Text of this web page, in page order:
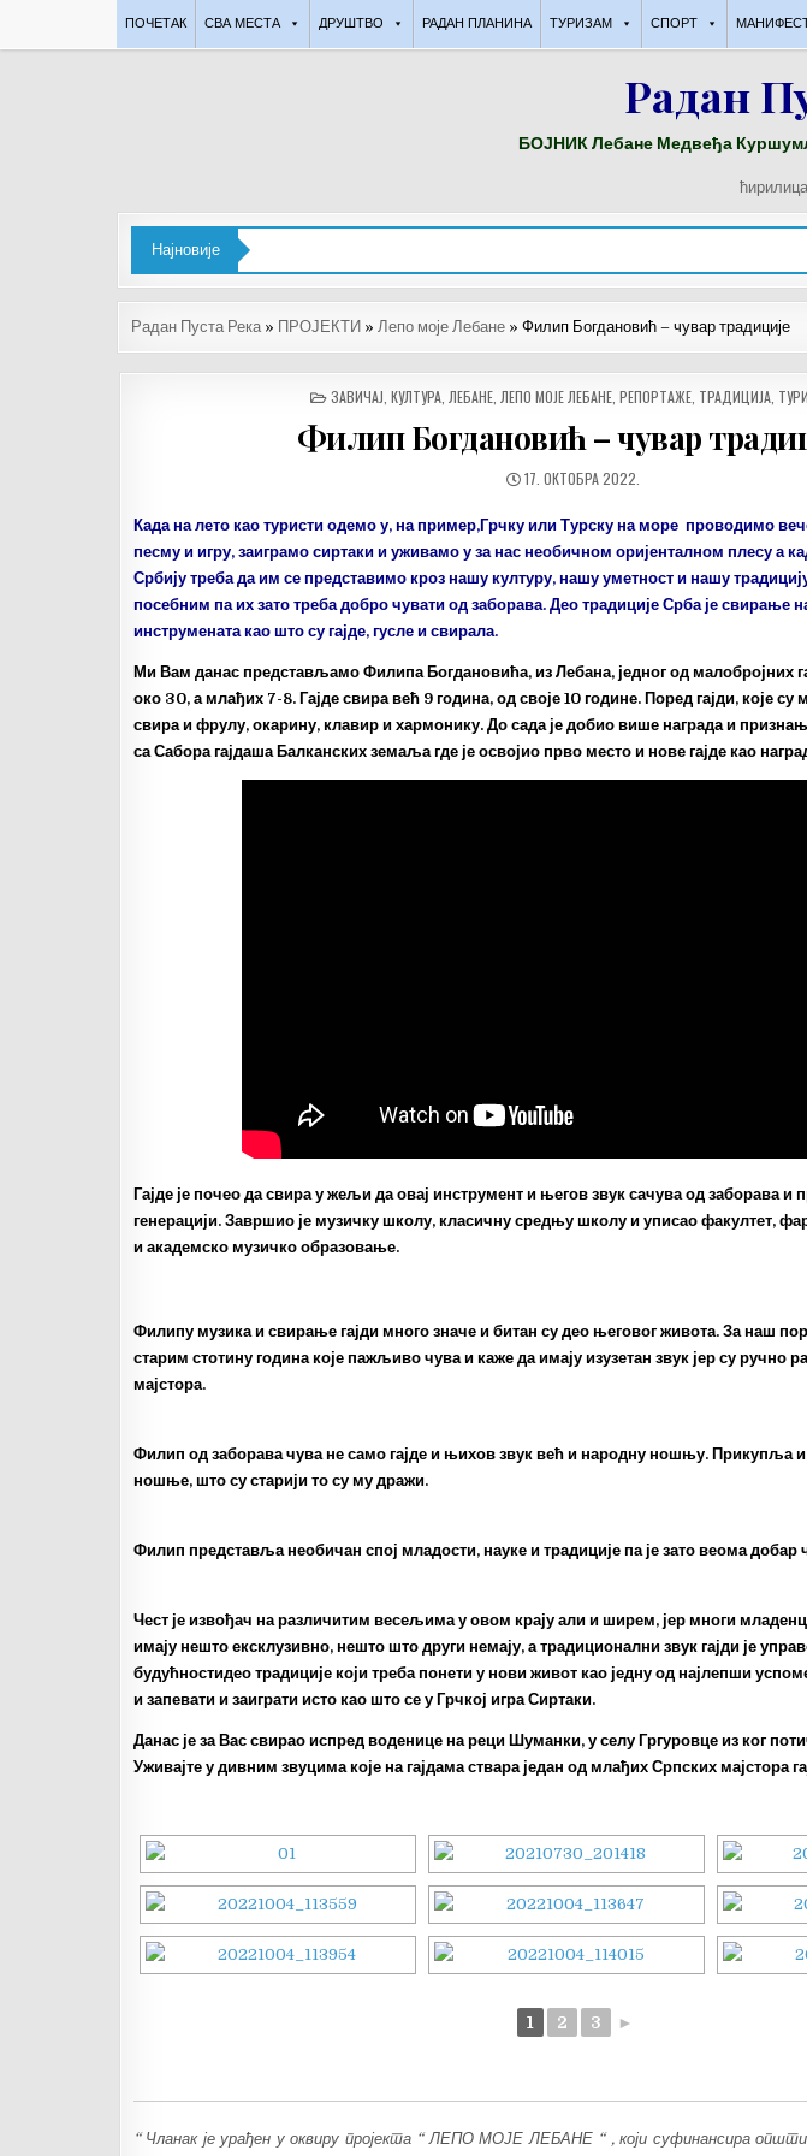
ПОЧЕТАК СВА МЕСТА ДРУШТВО РАДАН ПЛАНИНА ТУРИЗАМ СПОРТ
Радан
БОЈНИК Лебане Медвеђа
ћирилица
Најновије
Радан Пуста Река» ПРОЈЕКТИ » Лепо моје Лебане » Филип Богдановић – чувар традиције
POSTED
ЗАВИЧАЈ ,КУЛТУРА ЛЕБАНЕ ЛЕПО МОЈЕ ЛЕБАНЕ ,РЕПОРТАЖЕ ТРАДИЦИЈА
Филип Богдановић – чувар
ДАТУМ
17. ОКТОБРА 2022.
Када на лето као туристи одемо у, на пример,Грчку или Турску на море проводимо
песму и игру, заиграмо сиртаки и уживамо у за нас необичном оријенталном плесу а
Србију треба да им се представимо кроз нашу културу, нашу уметност и нашу
посебним па их зато треба добро чувати од заборава. Део традиције Срба је свирање
инструмената као што су гајде, гусле и свирала.
Ми Вам данас представљамо Филипа Богдановића, из Лебана, једног од малобројних
око 30, а млађих 7-8. Гајде свира већ 9 година, од своје 10 године. Поред гајди, које су
свира и фрулу, окарину, клавир и хармонику. До сада је добио више награда и
са Сабора гајдаша Балканских земаља где је освојио прво место и нове гајде као
Гајде је почео да свира у жељи да овај инструмент и његов звук сачува од заборава и
генерацији. Завршио је музичку школу, класичну средњу школу и уписао факултет,
и академско музичко образовање.
Филипу музика и свирање гајди много значе и битан су део његовог живота. За наш
старим стотину година које пажљиво чува и каже да имају изузетан звук јер су ручно
мајстора.
Филип од заборава чува не само гајде и њихов звук већ и народну ношњу. Прикупља
ношње, што су старији то су му дражи.
Филип представља необичан спој младости, науке и традиције па је зато веома добар
Чест је извођач на различитим весељима у овом крају али и ширем, јер многи
имају нешто ексклузивно, нешто што други немају, а традиционални звук гајди је
будућностидео традиције који треба понети у нови живот као једну од најлепши
и запевати и заиграти исто као што се у Грчкој игра Сиртаки.
Данас је за Вас свирао испред воденице на реци Шуманки, у селу Гргуровце из ког
Уживајте у дивним звуцима које на гајдама ствара један од млађих Српских мајстора
1 2 3 ►
“ Чланак је урађен у оквиру пројекта “ ЛЕПО МОЈЕ ЛЕБАНЕ “ , који суфинансира